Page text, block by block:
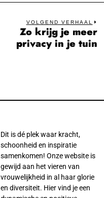
VOLGEND VERHAAL
Zo krijg je meer
privacy in je tuin
Dit is dé plek waar kracht,
schoonheid en inspiratie
samenkomen! Onze website is
gewijd aan het vieren van
vrouwelijkheid in al haar glorie
en diversiteit. Hier vind je een